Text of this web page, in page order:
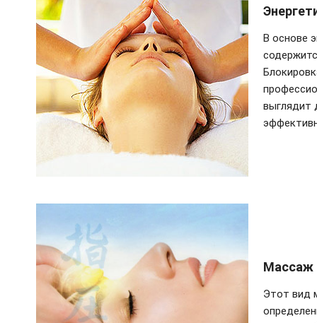
В основе
выглядит
Массаж
Этот вид